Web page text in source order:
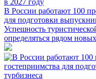
В России работают 100
для подготовки
Успешность
определяться рядом